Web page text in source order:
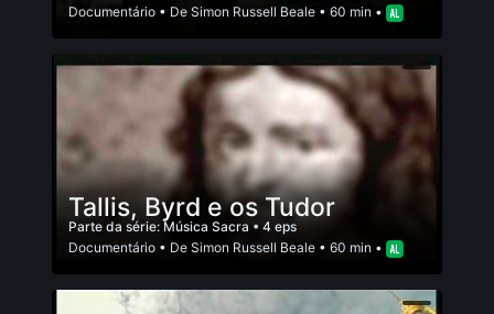
Documentário • De Simon Russell Beale • 60 min •
Tallis, Byrd e os Tudor
Parte da série:Música Sacra • 4 eps
Documentário • De Simon Russell Beale • 60 min •